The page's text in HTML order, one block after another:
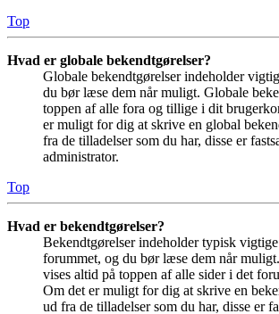
Top
Hvad er globale bekendtgørelser?
Globale bekendtgørelser indeholder
du bør læse dem når muligt. Globale
toppen af alle fora og tillige i dit
er muligt for dig at skrive en global
fra de tilladelser som du har, disse er
administrator.
Top
Hvad er bekendtgørelser?
Bekendtgørelser indeholder typisk vigtige
forummet, og du bør læse dem når
vises altid på toppen af alle sider i det
Om det er muligt for dig at skrive en
ud fra de tilladelser som du har, disse er